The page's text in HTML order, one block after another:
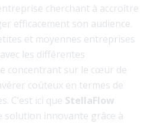
cherchant à accroître
efficacement son audience.
et moyennes entreprises
les différentes
concentrant sur le cœur de
coûteux en termes de
C’est ici que StellaFlow
innovante grâce à